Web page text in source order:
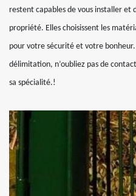
restent capables de vous installer et
propriété. Elles choisissent les
pour votre sécurité et votre
délimitation, n’oubliez pas de
sa spécialité.!